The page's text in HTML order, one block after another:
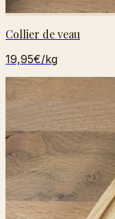
Collier de veau
19,95€/kg